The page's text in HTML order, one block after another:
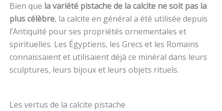
Bien que la variété pistache de la calcite ne soit pas la
plus célèbre, la calcite en général a été utilisée depuis
l’Antiquité pour ses propriétés ornementales et
spirituelles. Les Égyptiens, les Grecs et les Romains
connaissaient et utilisaient déjà ce minéral dans leurs
sculptures, leurs bijoux et leurs objets rituels.
Les vertus de la calcite pistache